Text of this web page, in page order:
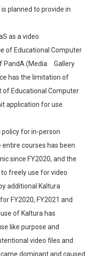
planned to provide in
as a video
of Educational Computer
PandA (Media Gallery
has the limitation of
of Educational Computer
application for use.
for in-person
courses has been
since FY2020, and the
to freely use for video
additional Kaltura
FY2020, FY2021 and
of Kaltura has
like purpose and
video files and
dominant and caused